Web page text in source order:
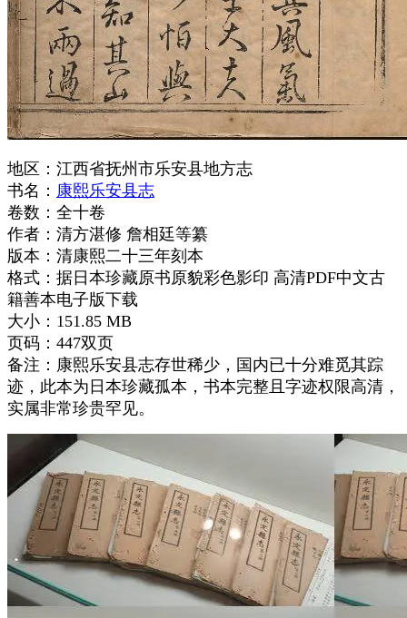
地区：江西省抚州市乐安县地方志
书名： 康熙乐安县志
卷数：全十卷
作者：清方湛修 詹相廷等纂
版本：清康熙二十三年刻本
格式：据日本珍藏原书原貌彩色影印 高清PDF中文古
籍善本电子版下载
大小：151.85 MB
页码：447双页
备注：康熙乐安县志存世稀少，国内已十分难觅其踪
迹，此本为日本珍藏孤本，书本完整且字迹权限高清，
实属非常珍贵罕见。